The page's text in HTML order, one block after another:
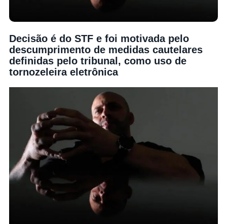
Decisão é do STF e foi motivada pelo
descumprimento de medidas cautelares
definidas pelo tribunal, como uso de
tornozeleira eletrônica